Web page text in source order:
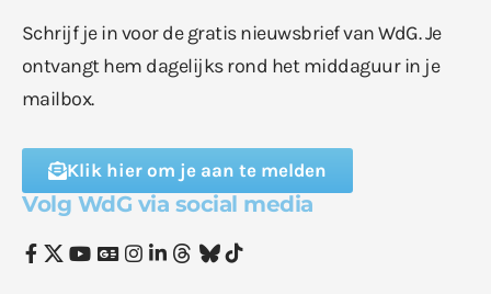
Schrijf je in voor de gratis nieuwsbrief van WdG. Je
ontvangt hem dagelijks rond het middaguur in je
mailbox.
Klik hier om je aan te melden
Volg WdG via social media